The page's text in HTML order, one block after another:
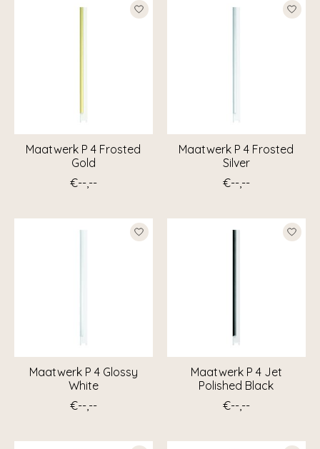
Maatwerk P 4 Frosted
Gold
€--,--
Maatwerk P 4 Frosted
Silver
€--,--
Maatwerk P 4 Glossy
White
€--,--
Maatwerk P 4 Jet
Polished Black
€--,--